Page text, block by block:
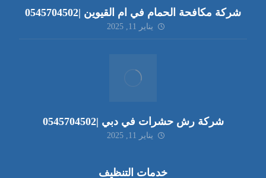
شركة مكافحة الحمام في ام القيوين |0545704502
يناير 11, 2025
شركة رش حشرات في دبي |0545704502
يناير 11, 2025
خدمات التنظيف